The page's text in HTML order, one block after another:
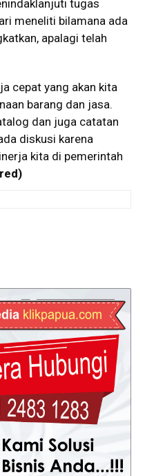
tugas
meneliti bilamana ada
apalagi telah
cepat yang akan kita
barang dan jasa.
dan juga catatan
diskusi karena
kita di pemerintah